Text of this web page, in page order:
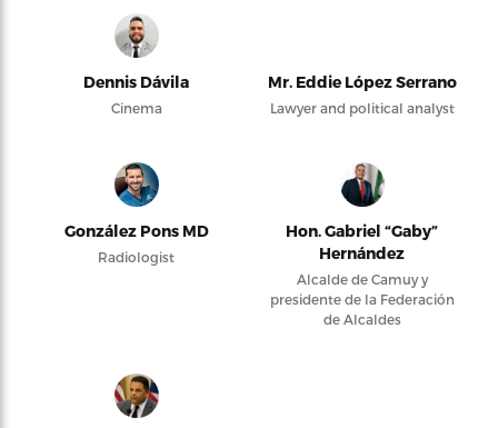
Dennis Dávila
Cinema
Mr. Eddie López Serrano
Lawyer and political analyst
González Pons MD
Radiologist
Hon. Gabriel “Gaby”
Hernández
Alcalde de Camuy y
presidente de la Federación
de Alcaldes